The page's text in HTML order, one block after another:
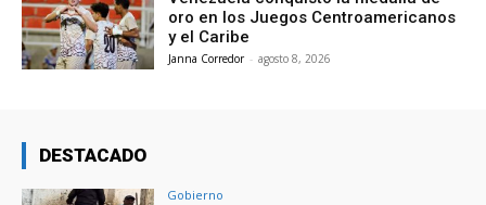
oro en los Juegos Centroamericanos
y el Caribe
Janna Corredor - agosto 8, 2026
DESTACADO
Gobierno